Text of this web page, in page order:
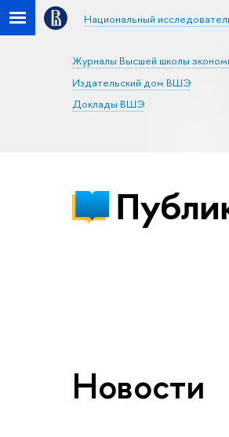
Национальный
Журналы Высшей школы
Издательский дом ВШЭ
Доклады ВШЭ
Новости